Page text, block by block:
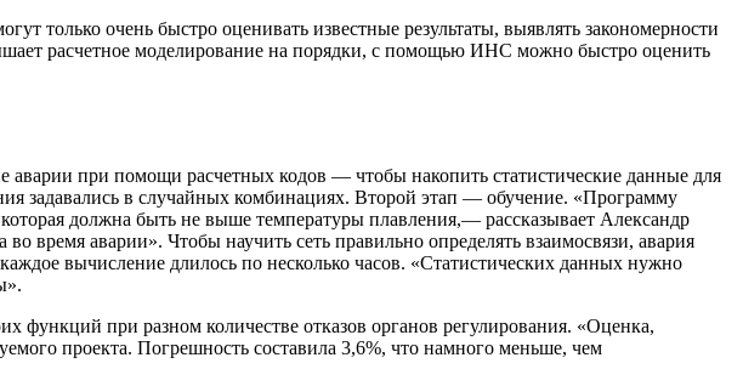
только очень быстро оценивать известные результаты, выявлять закономерности
расчетное моделирование на порядки, с помощью ИНС можно быстро оценить
аварии при помощи расчетных кодов — чтобы накопить статистические данные для
задавались в случайных комбинациях. Второй этап — обучение. «Программу
должна быть не выше температуры плавления,— рассказывает Александр
аварии». Чтобы научить сеть правильно определять взаимосвязи, авария
вычисление длилось по несколько часов. «Статистических данных нужно
функций при разном количестве отказов органов регулирования. «Оценка,
проекта. Погрешность составила 3,6%, что намного меньше, чем